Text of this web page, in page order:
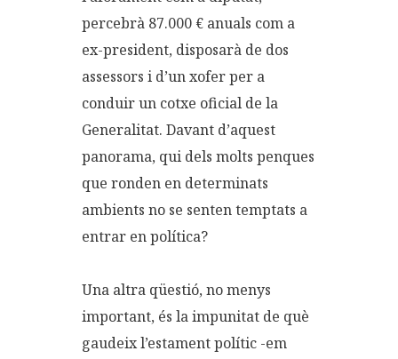
percebrà 87.000 € anuals com a
ex-president, disposarà de dos
assessors i d’un xofer per a
conduir un cotxe oficial de la
Generalitat. Davant d’aquest
panorama, qui dels molts penques
que ronden en determinats
ambients no se senten temptats a
entrar en política?
Una altra qüestió, no menys
important, és la impunitat de què
gaudeix l’estament polític -em